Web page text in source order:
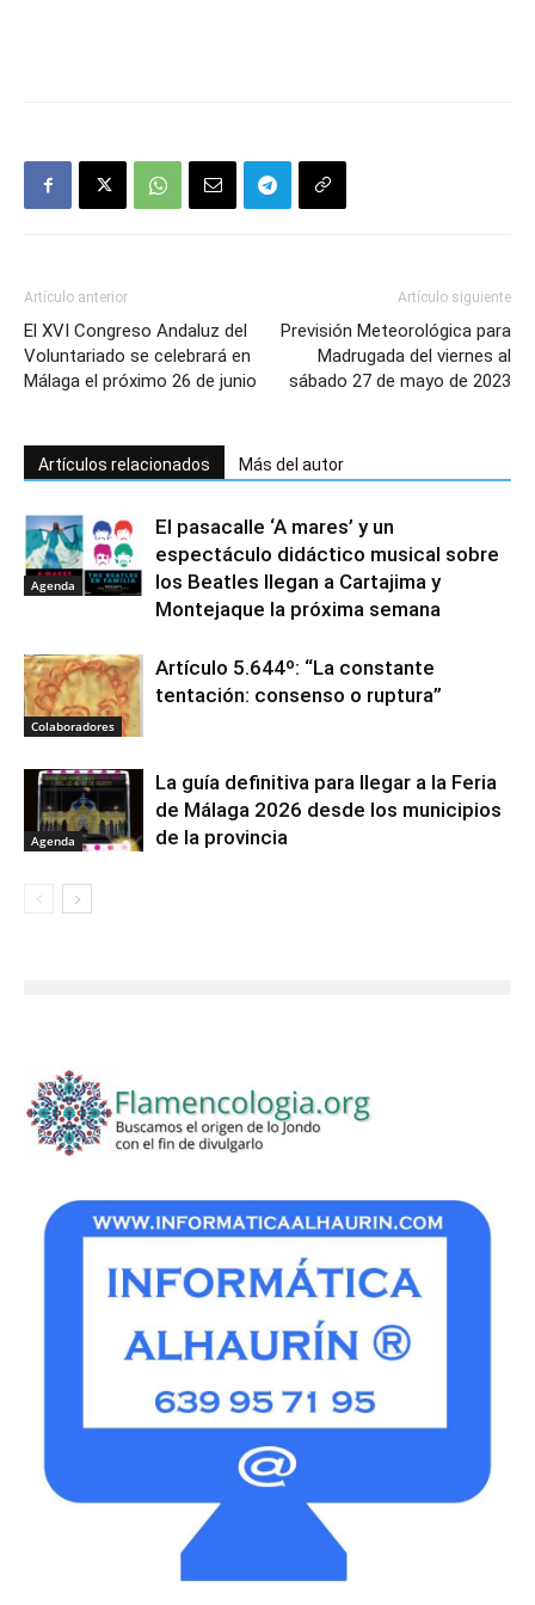
Artículo anterior
El XVI Congreso Andaluz del
Voluntariado se celebrará en
Málaga el próximo 26 de junio
Artículo siguiente
Previsión Meteorológica para
Madrugada del viernes al
sábado 27 de mayo de 2023
Artículos relacionados Más del autor
Agenda
El pasacalle ‘A mares’ y un
espectáculo didáctico musical sobre
los Beatles llegan a Cartajima y
Montejaque la próxima semana
Colaboradores
Artículo 5.644º: “La constante
tentación: consenso o ruptura”
Agenda
La guía definitiva para llegar a la Feria
de Málaga 2026 desde los municipios
de la provincia